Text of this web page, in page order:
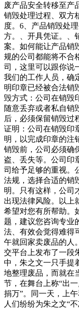
废产品安全转移至产
销毁处理过程、双方
度。6、产品销毁处
方。、开具凭证。、
案。如何能让产品销
规的公司都能将不合
司，这里可以跟你说
我们的工作人员，确
明印章已经被合法销
毁方式：公司在销毁
随意丢弃或者私自销
后，必须保留销毁过
证明：公司在销毁印
明，以完成印章的注
销毁前，公司必须确
盗、丢失等。公司印
司给予足够的重视。
法规，选择合适的销
明。只有这样，公司
出现法律风险。以上
希望对您有所帮助。
题，建议您咨询专业
法、有效会觉得难得
午就回家卖废品的人
交平台上发布了一段
中，朱之文一只手提
地整理废品，而就在
节，在舞台上称“出
捐万”。同一天，上
人们纷纷为朱之文“